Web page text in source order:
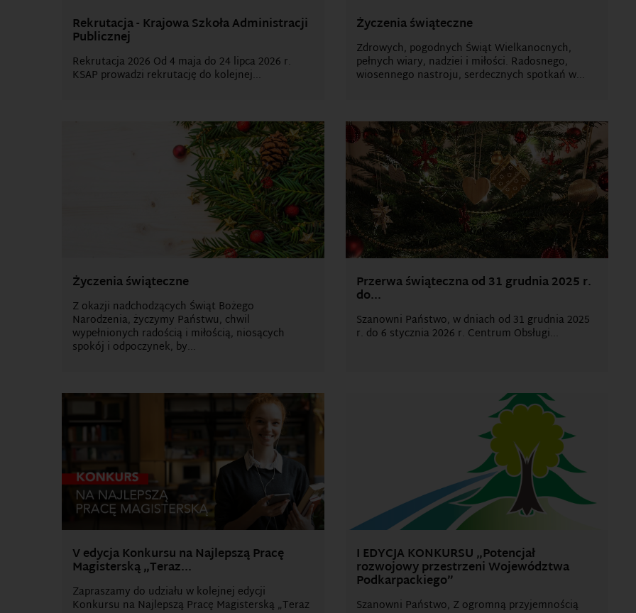
Rekrutacja - Krajowa Szkoła Administracji
Publicznej
Rekrutacja 2026 Od 4 maja do 24 lipca 2026 r.
KSAP prowadzi rekrutację do kolejnej...
Życzenia świąteczne
Zdrowych, pogodnych Świąt Wielkanocnych,
pełnych wiary, nadziei i miłości. Radosnego,
wiosennego nastroju, serdecznych spotkań w...
Życzenia świąteczne
Z okazji nadchodzących Świąt Bożego
Narodzenia, życzymy Państwu, chwil
wypełnionych radością i miłością, niosących
spokój i odpoczynek, by...
Przerwa świąteczna od 31 grudnia 2025 r.
do...
Szanowni Państwo, w dniach od 31 grudnia 2025
r. do 6 stycznia 2026 r. Centrum Obsługi...
V edycja Konkursu na Najlepszą Pracę
Magisterską „Teraz...
Zapraszamy do udziału w kolejnej edycji
Konkursu na Najlepszą Pracę Magisterską „Teraz
I EDYCJA KONKURSU „Potencjał
rozwojowy przestrzeni Województwa
Podkarpackiego”
Szanowni Państwo, Z ogromną przyjemnością